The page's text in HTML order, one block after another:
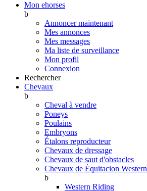
Mon ehorses
b
Annoncer maintenant
Mes annonces
Mes messages
Ma liste de surveillance
Mon profil
Connexion
Rechercher
Chevaux
b
Cheval à vendre
Poneys
Poulains
Embryons
Étalons reproducteur
Chevaux de dressage
Chevaux de saut d'obstacles
Chevaux de Èquitacion Western
b
Western Riding